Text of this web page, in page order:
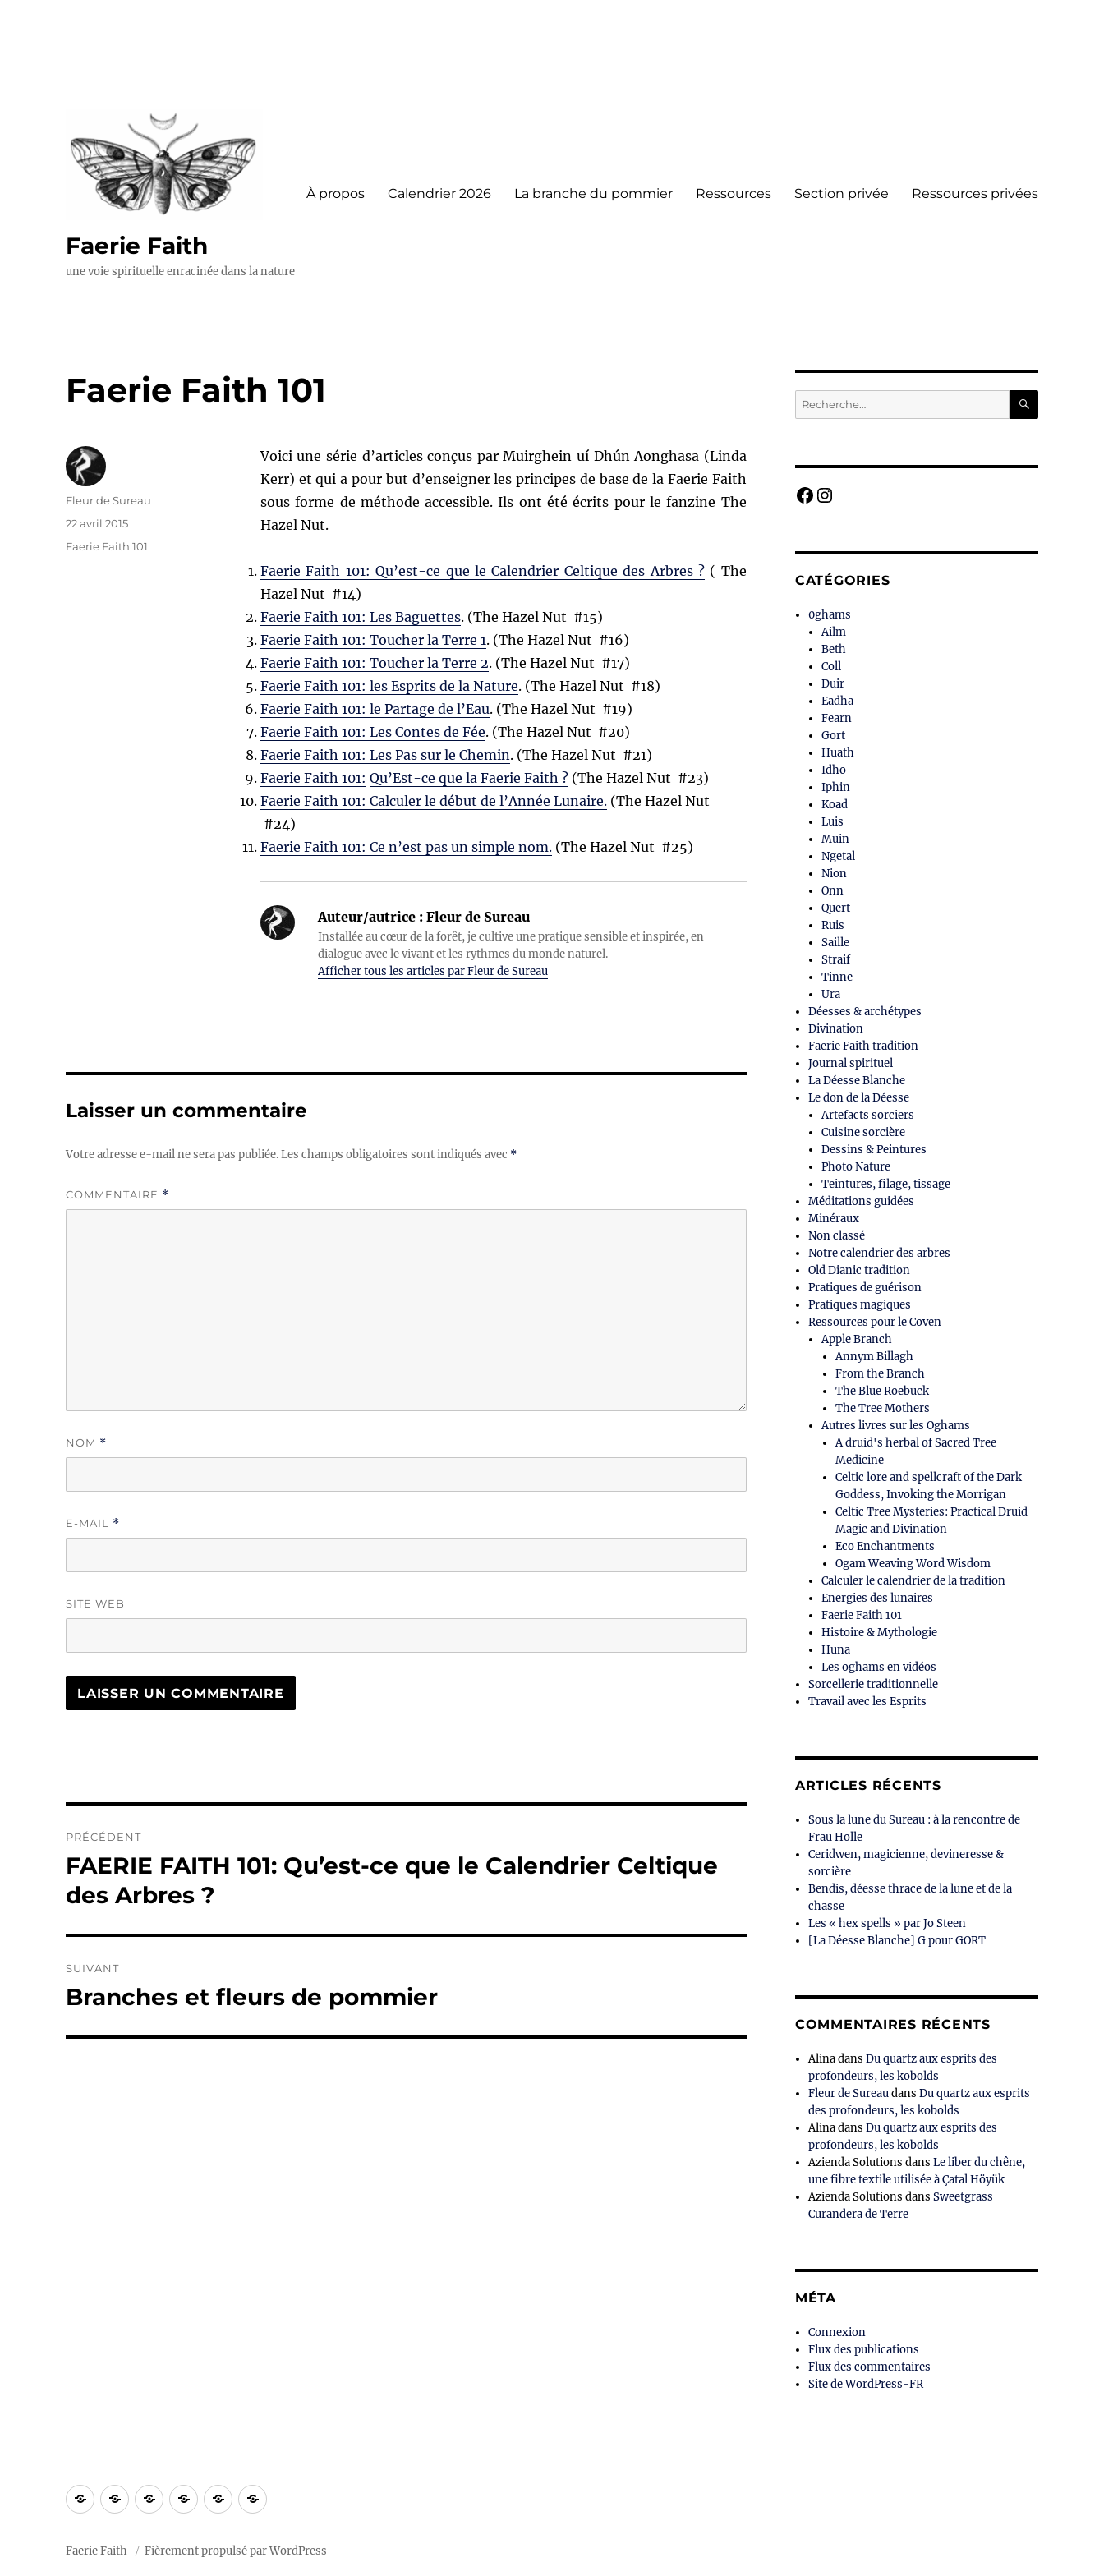
Faerie Faith
une voie spirituelle enracinée dans la nature
À propos Calendrier 2026 La branche du pommier Ressources Section privée Ressources privées
Faerie Faith 101
Voici une série d’articles conçus par Muirghein uí Dhún Aonghasa (Linda
Kerr) et qui a pour but d’enseigner les principes de base de la Faerie Faith
sous forme de méthode accessible. Ils ont été écrits pour le fanzine The
Hazel Nut.
Faerie Faith 101: Qu’est-ce que le Calendrier Celtique des Arbres ?( The
Hazel Nut #14)
Faerie Faith 101: Les Baguettes. (The Hazel Nut #15)
Faerie Faith 101: Toucher la Terre 1. (The Hazel Nut #16)
Faerie Faith 101: Toucher la Terre 2. (The Hazel Nut #17)
Faerie Faith 101: les Esprits de la Nature. (The Hazel Nut #18)
Faerie Faith 101: le Partage de l’Eau. (The Hazel Nut #19)
Faerie Faith 101: Les Contes de Fée. (The Hazel Nut #20)
Faerie Faith 101: Les Pas sur le Chemin. (The Hazel Nut #21)
Faerie Faith 101: Qu’Est-ce que la Faerie Faith ?(The Hazel Nut #23)
Faerie Faith 101: Calculer le début de l’Année Lunaire.(The Hazel Nut
#24)
Faerie Faith 101: Ce n’est pas un simple nom.(The Hazel Nut #25)
Auteur/autrice :Fleur de Sureau
Installée au cœur de la forêt, je cultive une pratique sensible et inspirée, en
dialogue avec le vivant et les rythmes du monde naturel.
Afficher tous les articles par Fleur de Sureau
Auteur
Fleur de Sureau
Publié
le
22 avril 2015
Catégories
Faerie Faith 101
Laisser un commentaire
Votre adresse e-mail ne sera pas publiée.Les champs obligatoires sont indiqués avec *
COMMENTAIRE *
NOM *
E-MAIL *
SITE WEB
de
l’article
PRÉCÉDENT
Publication
précédente :
FAERIE FAITH 101: Qu’est-ce que le Calendrier Celtique
des Arbres ?
SUIVANT
Publication
Branches et fleurs de pommier
Recherche
pour :
Facebook
Instagram
CATÉGORIES
0ghams
Ailm
Beth
Coll
Duir
Eadha
Fearn
Gort
Huath
Idho
Iphin
Koad
Luis
Muin
Ngetal
Nion
Onn
Quert
Ruis
Saille
Straif
Tinne
Ura
Déesses & archétypes
Divination
Faerie Faith tradition
Journal spirituel
La Déesse Blanche
Le don de la Déesse
Artefacts sorciers
Cuisine sorcière
Dessins & Peintures
Photo Nature
Teintures, filage, tissage
Méditations guidées
Minéraux
Non classé
Notre calendrier des arbres
Old Dianic tradition
Pratiques de guérison
Pratiques magiques
Ressources pour le Coven
Apple Branch
Annym Billagh
From the Branch
The Blue Roebuck
The Tree Mothers
Autres livres sur les Oghams
A druid's herbal of Sacred Tree
Medicine
Celtic lore and spellcraft of the Dark
Goddess, Invoking the Morrigan
Celtic Tree Mysteries: Practical Druid
Magic and Divination
Eco Enchantments
Ogam Weaving Word Wisdom
Calculer le calendrier de la tradition
Energies des lunaires
Faerie Faith 101
Histoire & Mythologie
Huna
Les oghams en vidéos
Sorcellerie traditionnelle
Travail avec les Esprits
ARTICLES RÉCENTS
Sous la lune du Sureau : à la rencontre de
Frau Holle
Ceridwen, magicienne, devineresse &
sorcière
Bendis, déesse thrace de la lune et de la
chasse
Les « hex spells » par Jo Steen
[La Déesse Blanche] G pour GORT
COMMENTAIRES RÉCENTS
AlinadansDu quartz aux esprits des
profondeurs, les kobolds
Fleur de SureaudansDu quartz aux esprits
des profondeurs, les kobolds
AlinadansDu quartz aux esprits des
profondeurs, les kobolds
Azienda Solutions dansLe liber du chêne,
une fibre textile utilisée à Çatal Höyük
Azienda Solutions dansSweetgrass
Curandera de Terre
MÉTA
Connexion
Flux des publications
Flux des commentaires
Site de WordPress-FR
À
Blog SectionCalendrierRessources
Notre
Faerie Faith Fièrement propulsé par WordPress